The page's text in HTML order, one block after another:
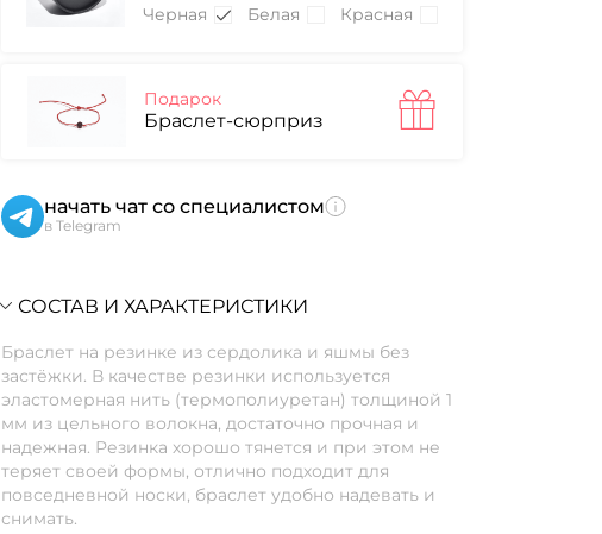
Черная
Белая Красная
Подарок
Браслет-сюрприз
начать чат со специалистом
в Telegram
СОСТАВ И ХАРАКТЕРИСТИКИ
Браслет на резинке из сердолика и яшмы без
застёжки. В качестве резинки используется
эластомерная нить (термополиуретан) толщиной 1
мм из цельного волокна, достаточно прочная и
надежная. Резинка хорошо тянется и при этом не
теряет своей формы, отлично подходит для
повседневной носки, браслет удобно надевать и
снимать.